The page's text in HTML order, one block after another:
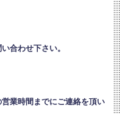
合わせ下さい。
営業時間までにご連絡を頂い